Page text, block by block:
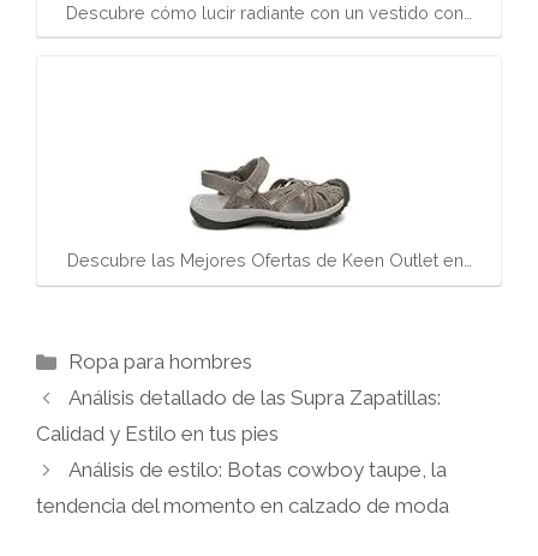
Descubre cómo lucir radiante con un vestido con…
Descubre las Mejores Ofertas de Keen Outlet en…
Categorías
Ropa para hombres
Análisis detallado de las Supra Zapatillas:
Calidad y Estilo en tus pies
Análisis de estilo: Botas cowboy taupe, la
tendencia del momento en calzado de moda